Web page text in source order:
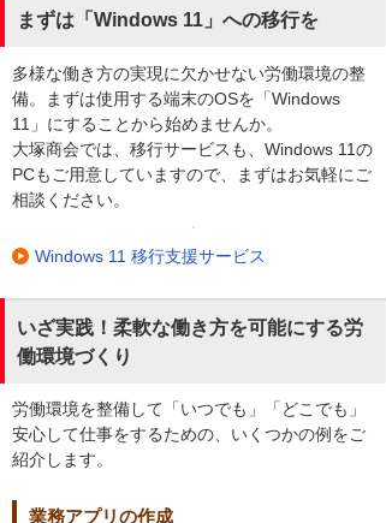
まずは「Windows 11」への移行を
多様な働き方の実現に欠かせない労働環境の整
備。まずは使用する端末のOSを「Windows
11」にすることから始めませんか。
大塚商会では、移行サービスも、Windows 11の
PCもご用意していますので、まずはお気軽にご
相談ください。
Windows 11 移行支援サービス
いざ実践！柔軟な働き方を可能にする労
働環境づくり
労働環境を整備して「いつでも」「どこでも」
安心して仕事をするための、いくつかの例をご
紹介します。
業務アプリの作成